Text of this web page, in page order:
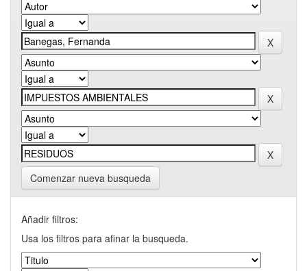
Comenzar nueva busqueda
Añadir filtros:
Usa los filtros para afinar la busqueda.